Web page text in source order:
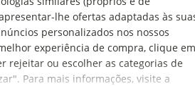
lhe ofertas adaptadas às
personalizados nos nossos
experiência de compra, clique em
rejeitar ou escolher as categorias de
Para mais informações, visite a